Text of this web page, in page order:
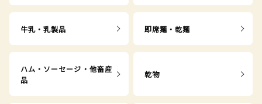
牛乳・乳製品 即席麺・乾麺
ハム・ソーセージ・他畜産
品
乾物